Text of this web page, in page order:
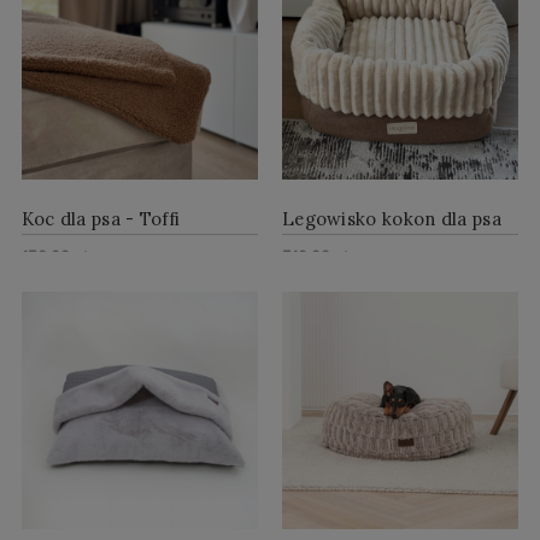
Koc dla psa - Toffi
139,99 zł
Legowisko kokon dla psa
ze składanymi bokami -
319,99 zł